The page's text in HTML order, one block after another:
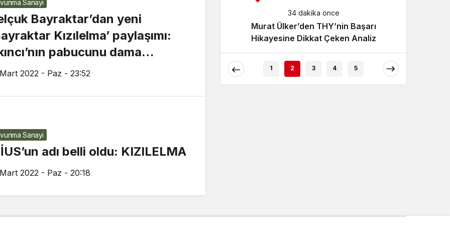
Sanayi
Bayraktar’dan yeni
Kızılelma’ paylaşımı:
pabucunu dama
tek İHA
2022 - Paz - 23:52
Sanayi
adı belli oldu: KIZILELMA
2022 - Paz - 20:18
Mekke Ortak Savunma Anlaşması
dünya basınında: Kim ne dedi?
34 dakika önce
Murat Ülker’den THY’nin Başarı
Hikayesine Dikkat Çeken Analiz
1 2 3 4 5